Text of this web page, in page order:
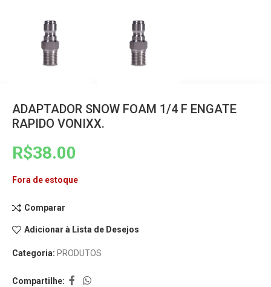
ADAPTADOR SNOW FOAM 1/4 F ENGATE
RAPIDO VONIXX.
R$38.00
Fora de estoque
Comparar
Adicionar à Lista de Desejos
Categoria: PRODUTOS
Compartilhe: